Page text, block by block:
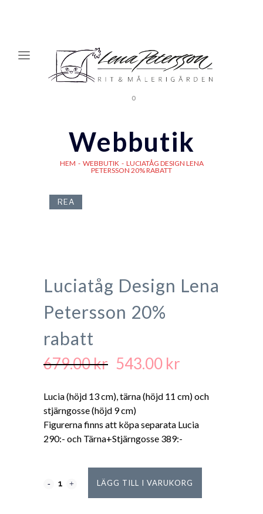
0
Webbutik
HEM - WEBBUTIK- LUCIATÅG DESIGN LENA
PETERSSON 20% RABATT
REA
Luciatåg Design Lena
Petersson 20%
rabatt
679.00kr
Det
priset
var:
679.00 kr.
543.00 kr
priset
543.00 kr.
Lucia (höjd 13 cm), tärna (höjd 11 cm) och
stjärngosse (höjd 9 cm)
Figurerna finns att köpa separata Lucia
290:- och Tärna+Stjärngosse 389:-
LÄGG TILL I VARUKORG